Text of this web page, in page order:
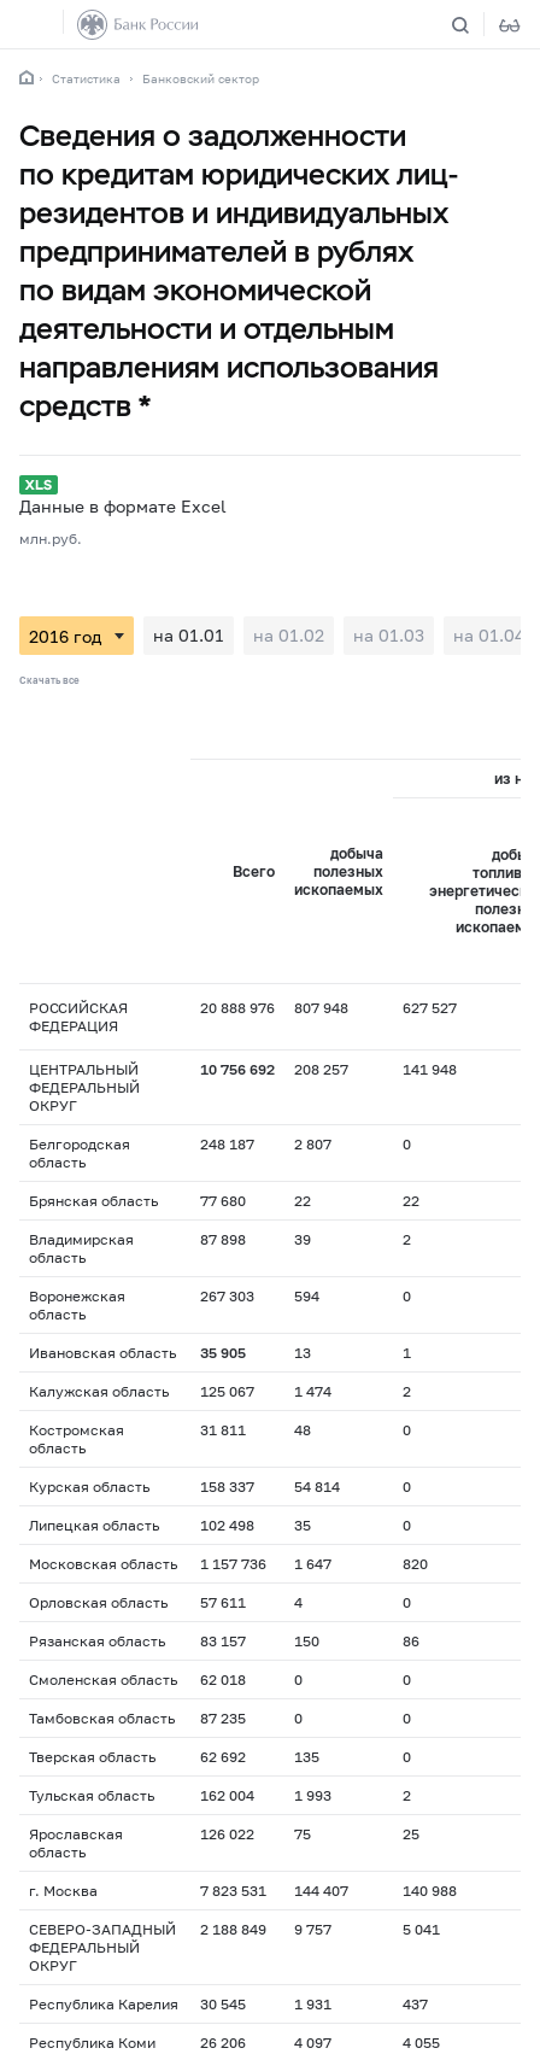
Статистика Банковский сектор
Сведения о задолженности
по кредитам юридических лиц-
резидентов и индивидуальных
предпринимателей в рублях
по видам экономической
деятельности и отдельным
направлениям использования
средств *
Данные в формате Excel
млн.руб.
на 01.01 на 01.02 на 01.03 на 01.04
Скачать все
Всего
добыча
полезных
ископаемых
из
РОССИЙСКАЯ
ФЕДЕРАЦИЯ
20 888 976 807 948 627 527
ЦЕНТРАЛЬНЫЙ
ФЕДЕРАЛЬНЫЙ
ОКРУГ
10 756 692 208 257 141 948
Белгородская
область
248 187 2 807 0
Брянская область 77 680 22 22
Владимирская
область
87 898 39 2
Воронежская
область
267 303 594 0
Ивановская область 35 905 13 1
Калужская область 125 067 1 474 2
Костромская
область
31 811 48 0
Курская область 158 337 54 814 0
Липецкая область 102 498 35 0
Московская область 1 157 736 1 647 820
Орловская область 57 611 4 0
Рязанская область 83 157 150 86
Смоленская область 62 018 0 0
Тамбовская область 87 235 0 0
Тверская область 62 692 135 0
Тульская область 162 004 1 993 2
Ярославская
область
126 022 75 25
г. Москва 7 823 531 144 407 140 988
СЕВЕРО-ЗАПАДНЫЙ
ФЕДЕРАЛЬНЫЙ
ОКРУГ
2 188 849 9 757 5 041
Республика Карелия 30 545 1 931 437
Республика Коми 26 206 4 097 4 055